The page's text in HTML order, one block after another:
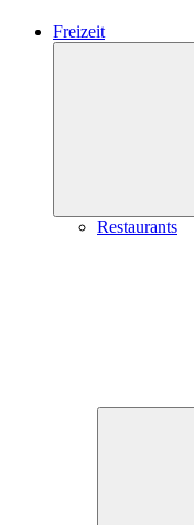
Freizeit
Restaurants